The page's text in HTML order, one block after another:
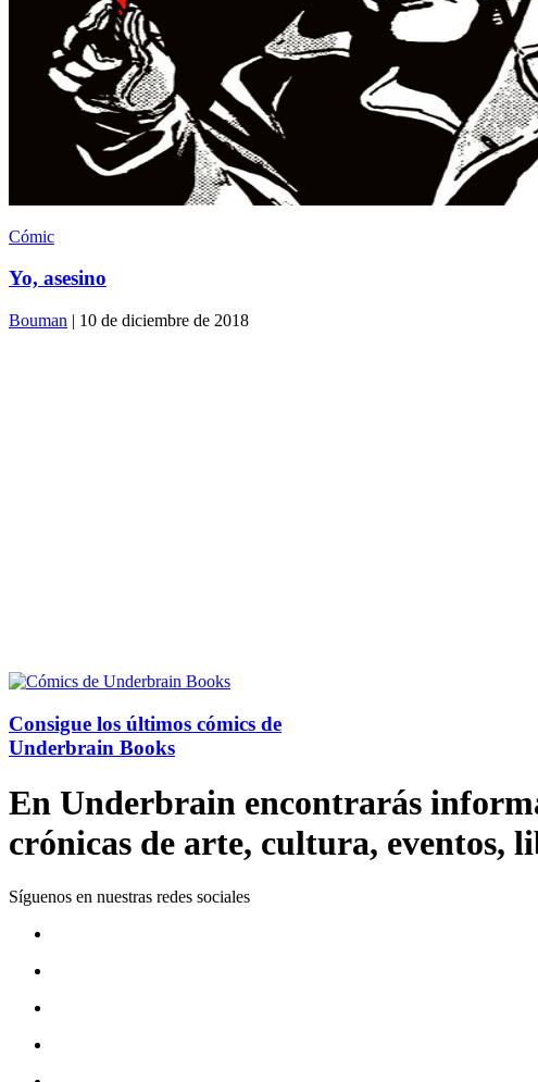
Cómic
Yo, asesino
Bouman | 10 de diciembre de 2018
Consigue los últimos cómics de
Underbrain Books
En Underbrain encontrarás
crónicas de arte, cultura, eventos,
Síguenos en nuestras redes sociales